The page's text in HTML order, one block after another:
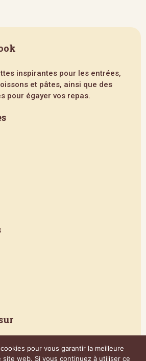
inspirantes pour les entrées,
et pâtes, ainsi que des
pour égayer vos repas.
pour vous garantir la meilleure
web. Si vous continuez à utiliser ce